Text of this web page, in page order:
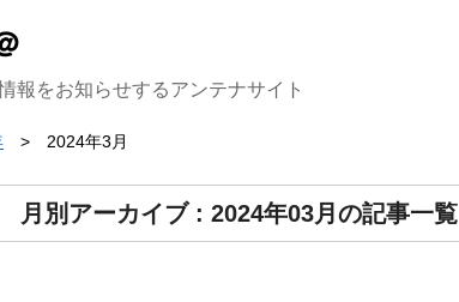
報をお知らせするアンテナサイト
2024年3月
月別アーカイブ : 2024年03月の記事一覧